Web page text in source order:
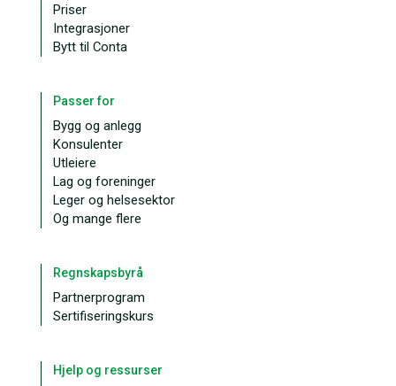
Priser
Integrasjoner
Bytt til Conta
Passer for
Bygg og anlegg
Konsulenter
Utleiere
Lag og foreninger
Leger og helsesektor
Og mange flere
Regnskapsbyrå
Partnerprogram
Sertifiseringskurs
Hjelp og ressurser